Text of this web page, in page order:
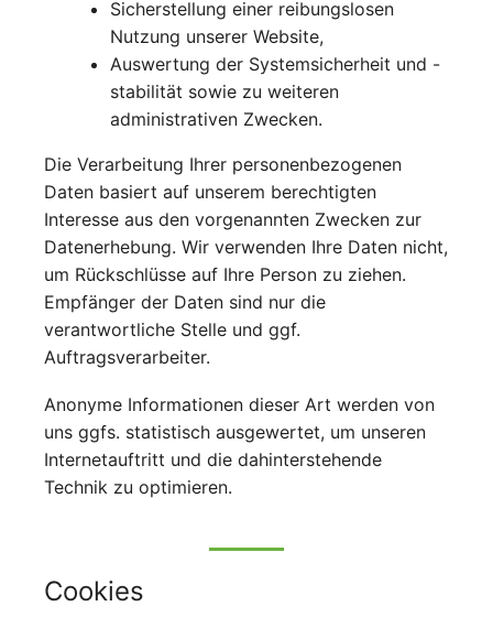
Sicherstellung einer reibungslosen
Nutzung unserer Website,
Auswertung der Systemsicherheit und -
stabilität sowie zu weiteren
administrativen Zwecken.
Die Verarbeitung Ihrer personenbezogenen
Daten basiert auf unserem berechtigten
Interesse aus den vorgenannten Zwecken zur
Datenerhebung. Wir verwenden Ihre Daten nicht,
um Rückschlüsse auf Ihre Person zu ziehen.
Empfänger der Daten sind nur die
verantwortliche Stelle und ggf.
Auftragsverarbeiter.
Anonyme Informationen dieser Art werden von
uns ggfs. statistisch ausgewertet, um unseren
Internetauftritt und die dahinterstehende
Technik zu optimieren.
Cookies